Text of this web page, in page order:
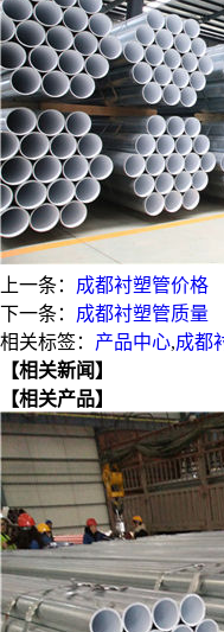
上一条： 成都衬塑管价格
下一条： 成都衬塑管质量
相关标签： 产品中心,成都
【相关新闻】
【相关产品】